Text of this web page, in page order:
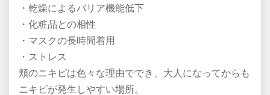
・乾燥によるバリア機能低下
・化粧品との相性
・マスクの長時間着用
・ストレス
頬のニキビは色々な理由ででき、大人になってからも
ニキビが発生しやすい場所。